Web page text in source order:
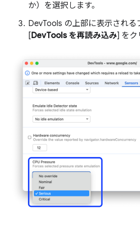
か）を選択します。
DevTools の上部に表示される
[DevTools を再読み込み] をク